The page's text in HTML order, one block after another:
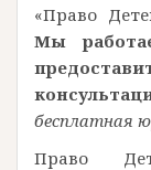
«Право
Мы
бесплатная
Право